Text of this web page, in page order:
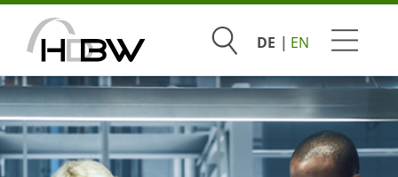
SuchenDE EN
Studium
Beratung & Bewerbung